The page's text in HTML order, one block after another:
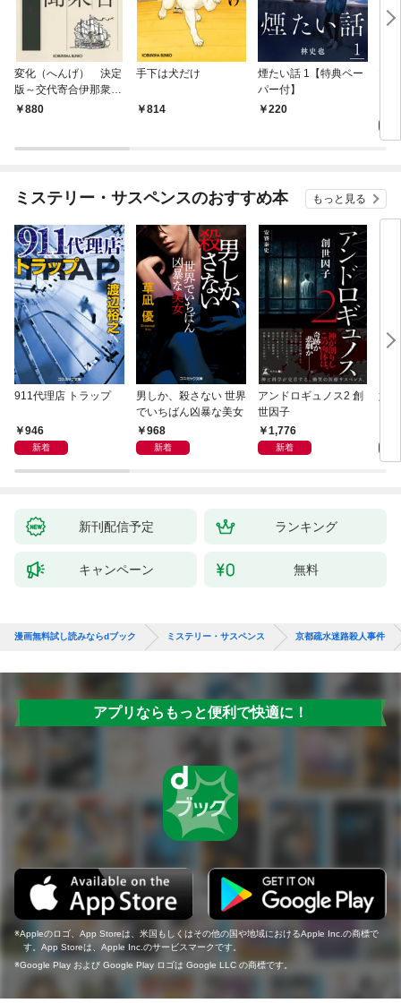
変化（へんげ） 決定
版～交代寄合伊那衆異
聞（1）～
880
手下は犬だけ
814
煙たい話 1【特典ペー
パー付】
220
ミステリー・サスペンスのおすすめ本 もっと見る
911代理店 トラップ
946
新着
男しか、殺さない 世界
でいちばん凶暴な美女
968
新着
アンドロギュノス2 創
世因子
1,776
新着
姐
新刊配信予定 ランキング
キャンペーン 無料
漫画無料試し読みならdブック ミステリー・サスペンス 京都疏水迷路殺人事件
アプリならもっと便利で快適に！
Appleのロゴ、App Storeは、米国もしくはその他の国や地域におけるApple Inc.の商標で
す。App Storeは、Apple Inc.のサービスマークです。
Google Play および Google Play ロゴは Google LLC の商標です。